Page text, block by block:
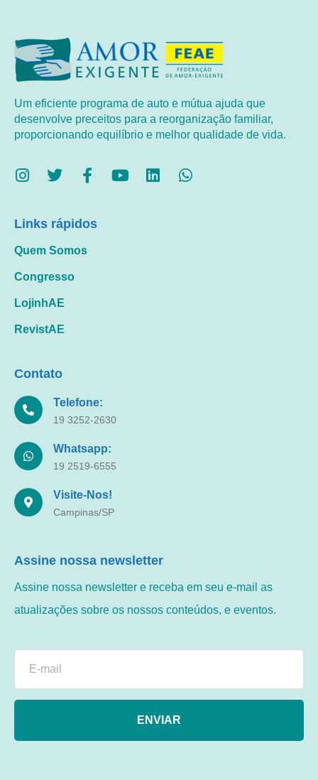
Um eficiente programa de auto e mútua ajuda que
desenvolve preceitos para a reorganização familiar,
proporcionando equilíbrio e melhor qualidade de vida.
Links rápidos
Quem Somos
Congresso
LojinhAE
RevistAE
Contato
Telefone:
19 3252-2630
Whatsapp:
19 2519-6555
Visite-Nos!
Campinas/SP
Assine nossa newsletter
Assine nossa newsletter e receba em seu e-mail as
atualizações sobre os nossos conteúdos, e eventos.
ENVIAR